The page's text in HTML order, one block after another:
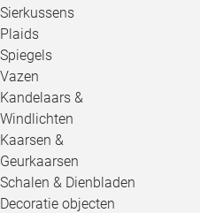
Sierkussens
Plaids
Spiegels
Vazen
Kandelaars &
Windlichten
Kaarsen &
Geurkaarsen
Schalen & Dienbladen
Decoratie objecten